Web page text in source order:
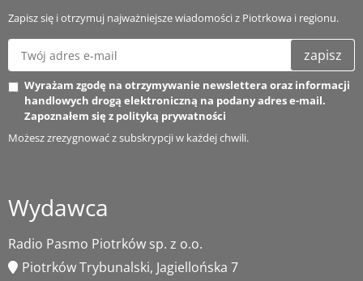
Zapisz się i otrzymuj najważniejsze wiadomości z Piotrkowa i regionu.
zapisz
Wyrażam zgodę na otrzymywanie newslettera oraz informacji
handlowych drogą elektroniczną na podany adres e-mail.
Zapoznałem się z polityką prywatności
Możesz zrezygnować z subskrypcji w każdej chwili.
Wydawca
Radio Pasmo Piotrków sp. z o.o.
Piotrków Trybunalski, Jagiellońska 7